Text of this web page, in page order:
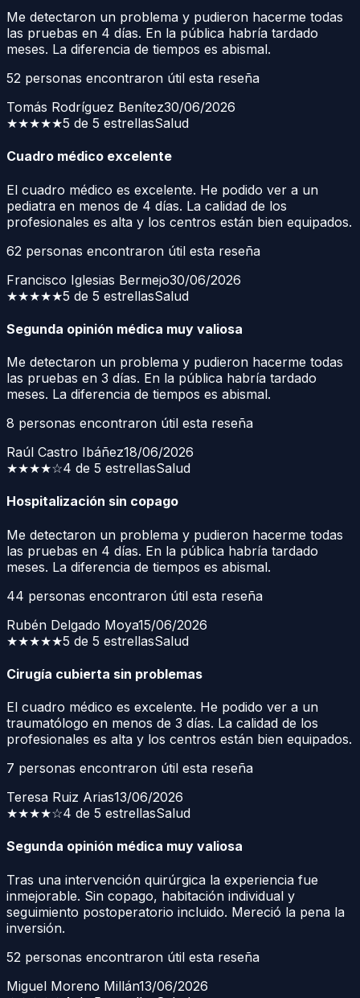
Me detectaron un problema y pudieron hacerme todas
las pruebas en 4 días. En la pública habría tardado
meses. La diferencia de tiempos es abismal.
52 personas encontraron útil esta reseña
Tomás Rodríguez Benítez30/06/2026
★★★★★5 de 5 estrellasSalud
Cuadro médico excelente
El cuadro médico es excelente. He podido ver a un
pediatra en menos de 4 días. La calidad de los
profesionales es alta y los centros están bien equipados.
62 personas encontraron útil esta reseña
Francisco Iglesias Bermejo30/06/2026
★★★★★5 de 5 estrellasSalud
Segunda opinión médica muy valiosa
Me detectaron un problema y pudieron hacerme todas
las pruebas en 3 días. En la pública habría tardado
meses. La diferencia de tiempos es abismal.
8 personas encontraron útil esta reseña
Raúl Castro Ibáñez18/06/2026
★★★★☆4 de 5 estrellasSalud
Hospitalización sin copago
Me detectaron un problema y pudieron hacerme todas
las pruebas en 4 días. En la pública habría tardado
meses. La diferencia de tiempos es abismal.
44 personas encontraron útil esta reseña
Rubén Delgado Moya15/06/2026
★★★★★5 de 5 estrellasSalud
Cirugía cubierta sin problemas
El cuadro médico es excelente. He podido ver a un
traumatólogo en menos de 3 días. La calidad de los
profesionales es alta y los centros están bien equipados.
7 personas encontraron útil esta reseña
Teresa Ruiz Arias13/06/2026
★★★★☆4 de 5 estrellasSalud
Segunda opinión médica muy valiosa
Tras una intervención quirúrgica la experiencia fue
inmejorable. Sin copago, habitación individual y
seguimiento postoperatorio incluido. Mereció la pena la
inversión.
52 personas encontraron útil esta reseña
Miguel Moreno Millán13/06/2026